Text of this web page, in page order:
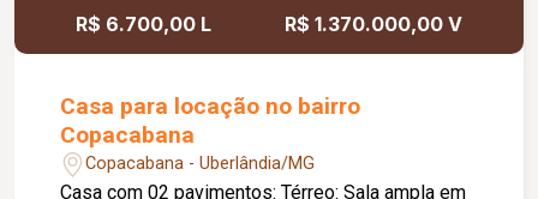
R$ 6.700,00 L R$ 1.370.000,00 V
Casa para locação no bairro
Copacabana
Copacabana - Uberlândia/MG
Casa com 02 pavimentos: Térreo: Sala ampla em